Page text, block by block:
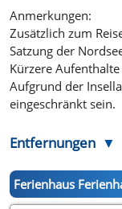
Anmerkungen:
Zusätzlich zum
Satzung der
Kürzere
Aufgrund der
eingeschränkt sein.
Entfernungen
Ferienhaus